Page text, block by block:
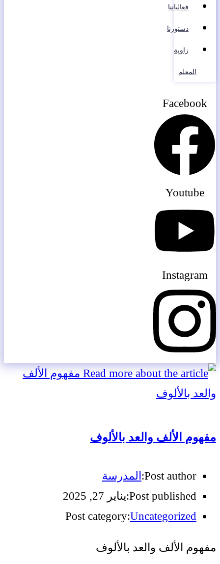
فعالياتنا
دستورنا
زاوية
المعلم
Facebook
Youtube
Instagram
مفهوم الألف والعد بالألوف
Post author: المدرسة
Post published: يناير 27, 2025
Post category:Uncategorized
مفهوم الألف والعد بالألوف